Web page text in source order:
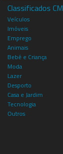
Classificados CM
Veículos
Imóveis
Emprego
Animais
Bebé e Criança
Moda
Lazer
Desporto
Casa e Jardim
Tecnologia
Outros